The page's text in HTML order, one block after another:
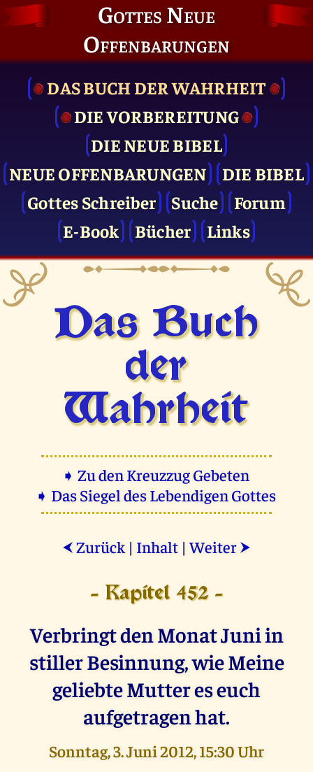
Gottes Neue
Offenbarungen
DAS BUCH DER WAHRHEIT
DIE VOR­BEREITUNG
DIE NEUE BIBEL
NEUE OFFENBARUNGEN
DIE BIBEL
Gottes Schreiber
Suche
Forum
E-Book
Bücher Links
Das Buch
der
Wahrheit
➧ Zu den Kreuzzug Gebeten
➧ Das Siegel des Lebendigen Gottes
⮜ Zurück | Inhalt |Weiter ⮞
- Kapitel 452 -
Verbringt den Monat Juni in
stiller Besinnung, wie Meine
geliebte Mutter es euch
aufgetragen hat.
Sonntag, 3. Juni 2012, 15:30 Uhr